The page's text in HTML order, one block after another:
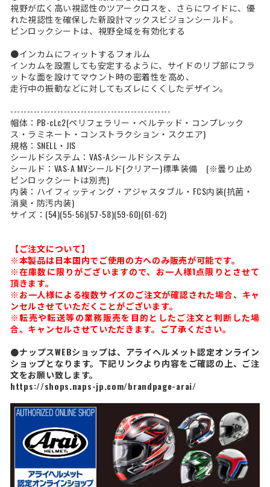
視野が広く高い視認性のツアークロスを、さらにワイドに、優
れた視認性を確保した新設計マックスビジョンシールド。
ピンロックシートは、視野全域を有効化する
●インカムにフィットするフォルム
インカムを設置しても安定するように、サイドのリブ部にフラ
ットな面を設けてマウント時の密着性を高め、
走行中の振動などに対してもズレにくくしたデザイン。
------------------------------------------------
帽体：PB-cLc2(ペリフェラリー・ベルテッド・コンプレック
ス・ラミネート・コンストラクション・スクエア)
規格：SNELL・JIS
シールドシステム：VAS-Aシールドシステム
シールド：VAS-A MVシールド(クリアー)標準装備 (※曇り止め
ピンロックシートは別売)
内装：ハイフィッティング・アジャスタブル・FCS内装(抗菌・
消臭・防汚内装)
サイズ：(54)(55-56)(57-58)(59-60)(61-62)
【ご注文について】
※本製品は日本国内でご使用の方へのみ販売が可能です。
※在庫数に限りがございますので、お一人様1点限りとさせて
頂きます。
※お一人様による複数サイズのご注文が確認された場合、キャ
ンセルさせていただくことがございます。
※転売や転送等の業務販売を目的としたご注文と判断した場
合、キャンセルさせていただきます。ご了承ください。
●ナップスWEBショップは、アライヘルメット認定オンライン
ショップとなります。下記リンクより内容をご確認の上、ご注
文をお願い致します。
https://shops.naps-jp.com/brandpage-arai/